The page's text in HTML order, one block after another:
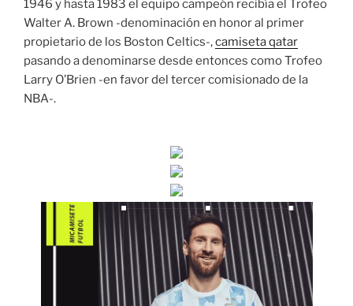
1946 y hasta 1983 el equipo campeón recibía el Trofeo
Walter A. Brown -denominación en honor al primer
propietario de los Boston Celtics-,camiseta qatar
pasando a denominarse desde entonces como Trofeo
Larry O’Brien -en favor del tercer comisionado de la
NBA-.